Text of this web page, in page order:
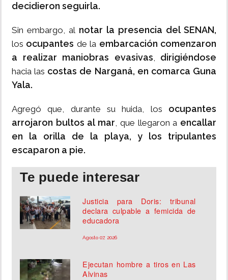
decidieron seguirla.
Sin embargo, al notar la presencia del SENAN,
los ocupantes de la embarcación comenzaron
a realizar maniobras evasivas, dirigiéndose
hacia las costas de Narganá, en comarca Guna
Yala.
Agregó que, durante su huida, los ocupantes
arrojaron bultos al mar, que llegaron a encallar
en la orilla de la playa, y los tripulantes
escaparon a pie.
Te puede interesar
Justicia para Doris: tribunal
declara culpable a femicida de
educadora
Agosto 07, 2026
Ejecutan hombre a tiros en Las
Alvinas